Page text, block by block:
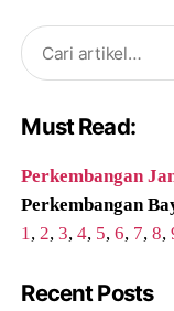
Search
for:
Must Read:
Perkembangan
Perkembangan
1,2,3,4, 5,6, 7,8,
Recent Posts